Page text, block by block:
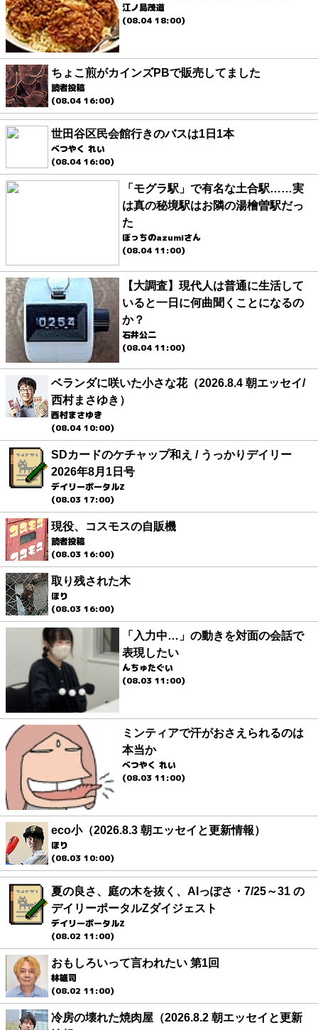
江ノ島茂道
(08.04 18:00)
ちょこ煎がカインズPBで販売してました
読者投稿
(08.04 16:00)
世田谷区民会館行きのバスは1日1本
べつやく れい
(08.04 16:00)
「モグラ駅」で有名な土合駅……実
は真の秘境駅はお隣の湯檜曽駅だっ
た
ぼっちのazumiさん
(08.04 11:00)
【大調査】現代人は普通に生活して
いると一日に何曲聞くことになるの
か？
石井公二
(08.04 11:00)
ベランダに咲いた小さな花（2026.8.4 朝エッセイ/
西村まさゆき）
西村まさゆき
(08.04 10:00)
SDカードのケチャップ和え / うっかりデイリー
2026年8月1日号
デイリーポータルZ
(08.03 17:00)
現役、コスモスの自販機
読者投稿
(08.03 16:00)
取り残された木
ほり
(08.03 16:00)
「入力中…」の動きを対面の会話で
表現したい
んちゅたぐい
(08.03 11:00)
ミンティアで汗がおさえられるのは
本当か
べつやく れい
(08.03 11:00)
eco小（2026.8.3 朝エッセイと更新情報）
ほり
(08.03 10:00)
夏の良さ、庭の木を抜く、AIっぽさ・7/25～31 の
デイリーポータルZダイジェスト
デイリーポータルZ
(08.02 11:00)
おもしろいって言われたい 第1回
林雄司
(08.02 11:00)
冷房の壊れた焼肉屋（2026.8.2 朝エッセイと更新